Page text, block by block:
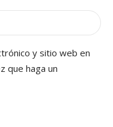
y sitio web en
que haga un